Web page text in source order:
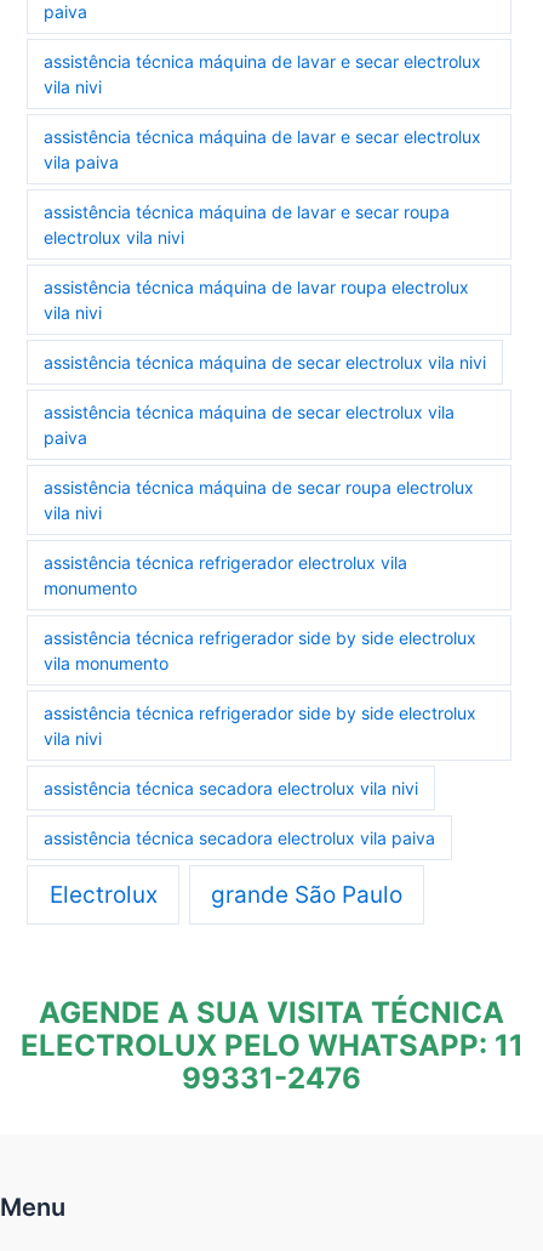
paiva
assistência técnica máquina de lavar e secar electrolux
vila nivi
assistência técnica máquina de lavar e secar electrolux
vila paiva
assistência técnica máquina de lavar e secar roupa
electrolux vila nivi
assistência técnica máquina de lavar roupa electrolux
vila nivi
assistência técnica máquina de secar electrolux vila nivi
assistência técnica máquina de secar electrolux vila
paiva
assistência técnica máquina de secar roupa electrolux
vila nivi
assistência técnica refrigerador electrolux vila
monumento
assistência técnica refrigerador side by side electrolux
vila monumento
assistência técnica refrigerador side by side electrolux
vila nivi
assistência técnica secadora electrolux vila nivi
assistência técnica secadora electrolux vila paiva
Electrolux grande São Paulo
AGENDE A SUA VISITA TÉCNICA
ELECTROLUX PELO WHATSAPP: 11
99331-2476
Menu